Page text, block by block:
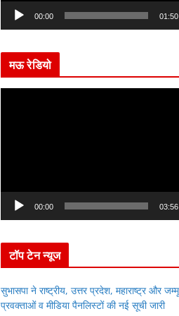
a
r
00:00 01:50
मऊ रेडियो
a
r
00:00 03:56
टॉप टेन न्यूज
सुभासपा ने राष्ट्रीय, उत्तर प्रदेश, महाराष्ट्र और
प्रवक्ताओं व मीडिया पैनलिस्टों की नई सूची जारी